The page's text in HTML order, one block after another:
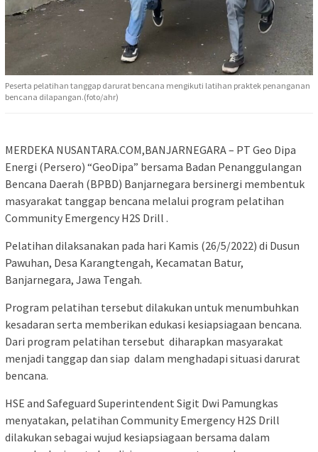
Peserta pelatihan tanggap darurat bencana mengikuti latihan praktek penanganan
bencana dilapangan.(foto/ahr)
MERDEKA NUSANTARA.COM,BANJARNEGARA – PT Geo Dipa
Energi (Persero) “GeoDipa” bersama Badan Penanggulangan
Bencana Daerah (BPBD) Banjarnegara bersinergi membentuk
masyarakat tanggap bencana melalui program pelatihan
Community Emergency H2S Drill .
Pelatihan dilaksanakan pada hari Kamis (26/5/2022) di Dusun
Pawuhan, Desa Karangtengah, Kecamatan Batur,
Banjarnegara, Jawa Tengah.
Program pelatihan tersebut dilakukan untuk menumbuhkan
kesadaran serta memberikan edukasi kesiapsiagaan bencana.
Dari program pelatihan tersebut diharapkan masyarakat
menjadi tanggap dan siap dalam menghadapi situasi darurat
bencana.
HSE and Safeguard Superintendent Sigit Dwi Pamungkas
menyatakan, pelatihan Community Emergency H2S Drill
dilakukan sebagai wujud kesiapsiagaan bersama dalam